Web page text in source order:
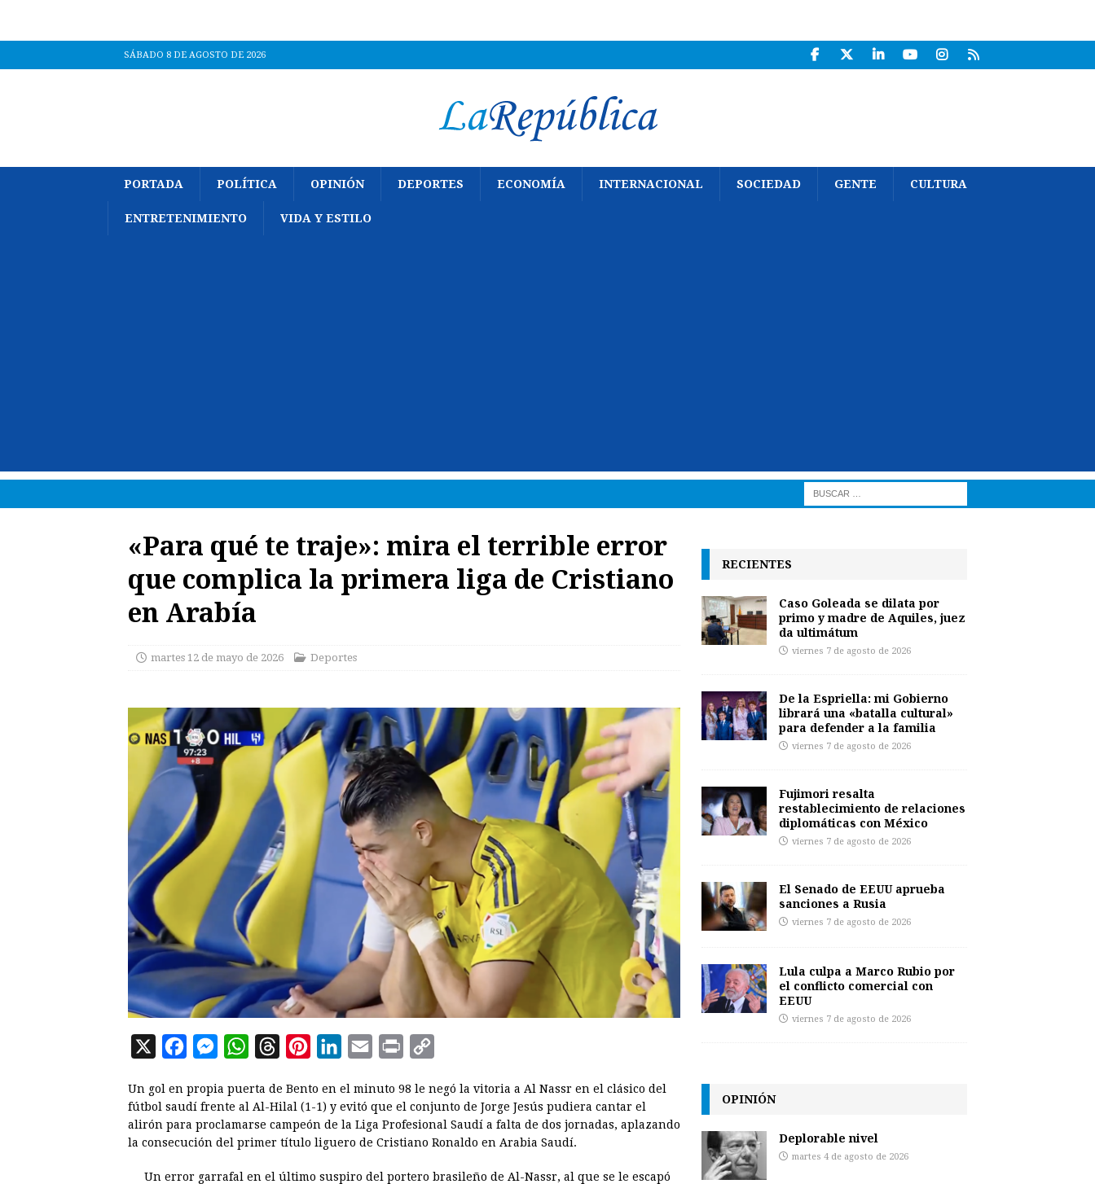
SÁBADO 8 DE AGOSTO DE 2026
PORTADA POLÍTICA OPINIÓN DEPORTES ECONOMÍA INTERNACIONAL SOCIEDAD GENTE CULTURA
ENTRETENIMIENTO VIDA Y ESTILO
«Para qué te traje»: mira el terrible error
que complica la primera liga de Cristiano
en Arabía
martes 12 de mayo de 2026 Deportes
X
c
e
b
M
s
s
e
W
a
t
s
r
e
a
d
n
t
e
n
k
e
d
a
i
l
i
n
t
p
y
L
i
Un gol en propia puerta de Bento en el minuto 98 le negó la vitoria a Al Nassr en el clásico del
fútbol saudí frente al Al-Hilal (1-1) y evitó que el conjunto de Jorge Jesús pudiera cantar el
alirón para proclamarse campeón de la Liga Profesional Saudí a falta de dos jornadas, aplazando
la consecución del primer título liguero de Cristiano Ronaldo en Arabia Saudí.
Un error garrafal en el último suspiro del portero brasileño de Al-Nassr, al que se le escapó
RECIENTES
Caso Goleada se dilata por
primo y madre de Aquiles, juez
da ultimátum
viernes 7 de agosto de 2026
De la Espriella: mi Gobierno
librará una «batalla cultural»
para defender a la familia
viernes 7 de agosto de 2026
Fujimori resalta
restablecimiento de relaciones
diplomáticas con México
viernes 7 de agosto de 2026
El Senado de EEUU aprueba
sanciones a Rusia
viernes 7 de agosto de 2026
Lula culpa a Marco Rubio por
el conflicto comercial con
EEUU
viernes 7 de agosto de 2026
OPINIÓN
Deplorable nivel
martes 4 de agosto de 2026